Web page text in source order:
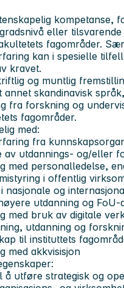
kompetanse,
eller
fagområder.
kan i spesielle
kravet.
og muntlig
annet skandinavisk
fra forskning og
fagområder.
med:
fra
av utdannings- og/eller
med personalledelse,
i offentlig
nasjonale og
utdanning og FoU-
med bruk av digitale
utdanning og
til instituttets
med akkvisisjon
å utføre strategisk og